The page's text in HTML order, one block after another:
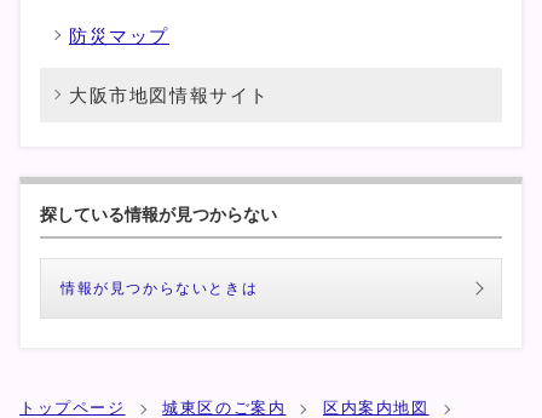
防災マップ
大阪市地図情報サイト
探している情報が見つからない
情報が見つからないときは
トップページ 城東区のご案内
区内案内地図